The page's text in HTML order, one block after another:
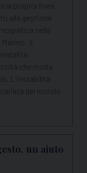
la propria linea
alla gestione
nella
Marino. Il
che molte
L’instabilità
del mondo
un aiuto